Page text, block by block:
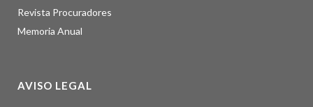
Revista Procuradores
Memoria Anual
AVISO LEGAL